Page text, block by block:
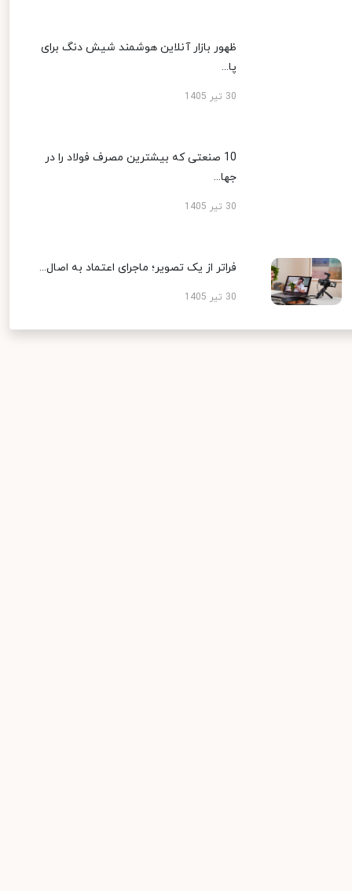
ظهور بازار آنلاین هوشمند شیش دنگ برای
پا...
30 تیر 1405
10 صنعتی که بیشترین مصرف فولاد را در
جها...
30 تیر 1405
فراتر از یک تصویر؛ ماجرای اعتماد به اصال...
30 تیر 1405